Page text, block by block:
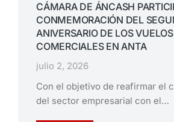
CÁMARA DE ÁNCASH
CONMEMORACIÓN DEL
ANIVERSARIO DE LOS VUELOS
COMERCIALES EN ANTA
julio 2, 2026
Con el objetivo de reafirmar el
del sector empresarial con el…